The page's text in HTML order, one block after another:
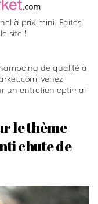
à prix mini. Faites-
site !
de qualité à
venez
un entretien optimal
le thème
chute de